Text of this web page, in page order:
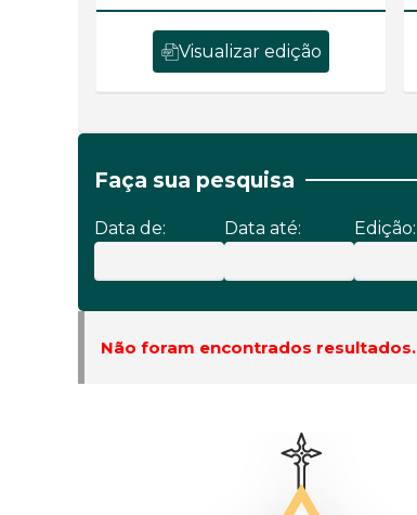
Visualizar edição
Faça sua pesquisa
Data de: Data até: Edição:
Não foram encontrados resultados.